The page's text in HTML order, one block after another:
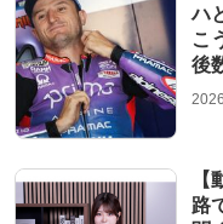
ハ
こ
後
路